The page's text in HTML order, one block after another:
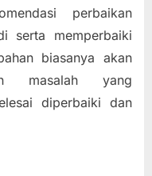
perbaikan
serta memperbaiki
biasanya akan
masalah yang
diperbaiki dan